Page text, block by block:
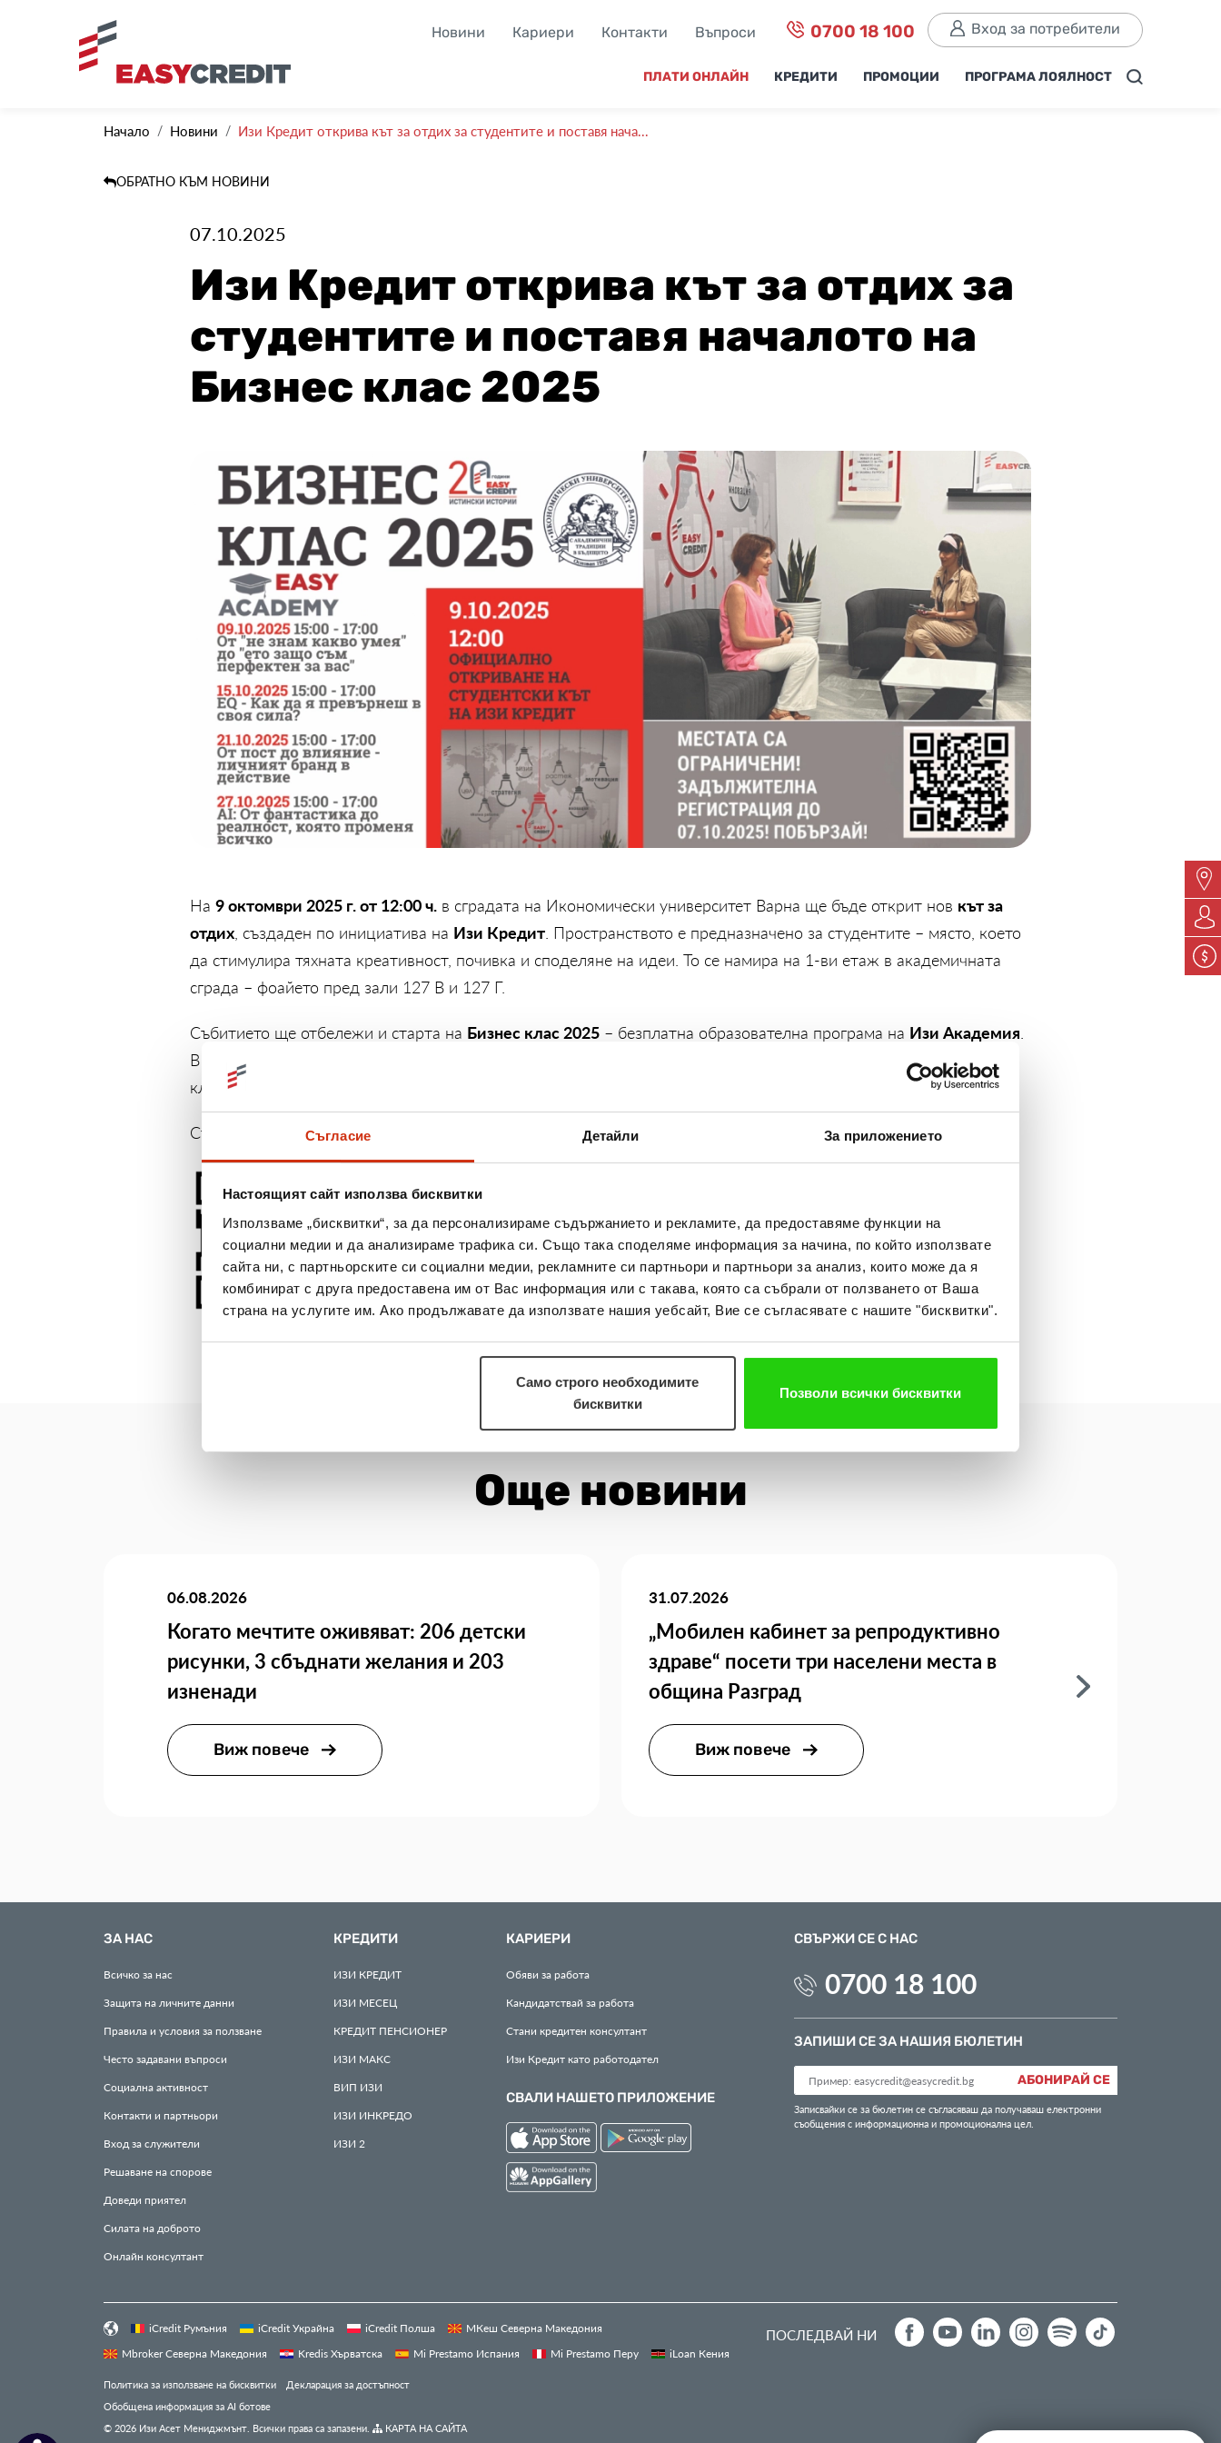
Съгласие Детайли За приложението
Настоящият сайт използва бисквитки
Използваме „бисквитки“, за да персонализираме съдържанието и рекламите, да предоставяме функции на
социални медии и да анализираме трафика си. Също така споделяме информация за начина, по който използвате
сайта ни, с партньорските си социални медии, рекламните си партньори и партньори за анализ, които може да я
комбинират с друга предоставена им от Вас информация или с такава, която са събрали от ползването от Ваша
страна на услугите им. Ако продължавате да използвате нашия уебсайт, Вие се съгласявате с нашите "бисквитки".
Само строго необходимите
бисквитки
Позволи всички бисквитки
Новини Кариери Контакти Въпроси 0700 18 100 Вход за потребители
ПЛАТИ ОНЛАЙН КРЕДИТИ ПРОМОЦИИ ПРОГРАМА ЛОЯЛНОСТ
Начало Новини Изи Кредит открива кът за отдих за студентите и поставя нача...
ОБРАТНО КЪМ НОВИНИ
07.10.2025
Изи Кредит открива кът за отдих за
студентите и поставя началото на
Бизнес клас 2025
На 9 октомври 2025 г. от 12:00 ч. в сградата на Икономически университет Варна ще бъде открит нов кът за
отдих, създаден по инициатива на Изи Кредит. Пространството е предназначено за студентите – място, което
да стимулира тяхната креативност, почивка и споделяне на идеи. То се намира на 1-ви етаж в академичната
сграда – фоайето пред зали 127 В и 127 Г.
Събитието ще отбележи и старта на Бизнес клас 2025 – безплатна образователна програма на Изи Академия.
В рамките на четири сесии нашите бизнес треньори ще представят ценни знания и практически съвети по
ключови теми, важни за младите хора.
Студентите могат да се регистрират за участие до 07.10.2025 г. QR кода.
Още новини
06.08.2026
Когато мечтите оживяват: 206 детски
рисунки, 3 сбъднати желания и 203
изненади
Виж повече
31.07.2026
„Мобилен кабинет за репродуктивно
здраве“ посети три населени места в
община Разград
Виж повече
ЗА НАС
Всичко за нас
Защита на личните данни
Правила и условия за ползване
Често задавани въпроси
Социална активност
Контакти и партньори
Вход за служители
Решаване на спорове
Доведи приятел
Силата на доброто
Онлайн консултант
КРЕДИТИ
ИЗИ КРЕДИТ
ИЗИ МЕСЕЦ
КРЕДИТ ПЕНСИОНЕР
ИЗИ МАКС
ВИП ИЗИ
ИЗИ ИНКРЕДО
ИЗИ 2
КАРИЕРИ
Обяви за работа
Кандидатствай за работа
Стани кредитен консултант
Изи Кредит като работодател
СВАЛИ НАШЕТО ПРИЛОЖЕНИЕ
СВЪРЖИ СЕ С НАС
0700 18 100
ЗАПИШИ СЕ ЗА НАШИЯ БЮЛЕТИН
АБОНИРАЙ СЕ
Записвайки се за бюлетин се съгласяваш да получаваш електронни
съобщения с информационна и промоционална цел.
iCredit Румъния iCredit Украйна iCredit Полша
МКеш Северна Македония
Mbroker Северна Македония
Kredis Хърватска Mi Prestamo Испания Mi Prestamo Перу iLoan Кения
Политика за използване на бисквитки
Декларация за достъпност
Обобщена информация за AI ботове
© 2026 Изи Асет Мениджмънт. Всички права са запазени.
КАРТА НА САЙТА
ПОСЛЕДВАЙ НИ